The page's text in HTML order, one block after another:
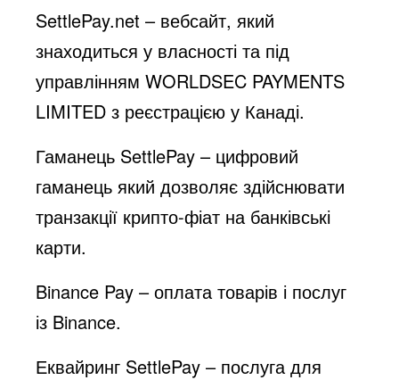
SettlePay.net – вебсайт, який
знаходиться у власності та під
управлінням WORLDSEC PAYMENTS
LIMITED з реєстрацією у Канаді.
Гаманець SettlePay – цифровий
гаманець який дозволяє здійснювати
транзакції крипто-фіат на банківські
карти.
Binance Pay – оплата товарів і послуг
із Binance.
Еквайринг SettlePay – послуга для